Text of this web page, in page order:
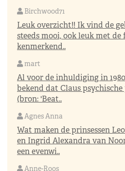
Birchwood71
Leuk overzicht!! Ik vind de
steeds mooi, ook leuk met
kenmerkend..
mart
Al voor de inhuldiging in
bekend dat Claus
(bron: 'Beat..
Agnes Anna
Wat maken de prinsessen
en Ingrid Alexandra van
een evenwi..
Anne-Roos